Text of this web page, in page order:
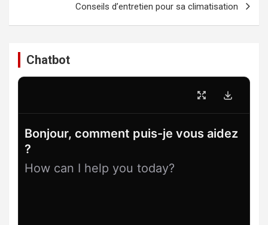
Conseils d’entretien pour sa climatisation
Chatbot
Bonjour, comment puis-je vous aidez
?
How can I help you today?